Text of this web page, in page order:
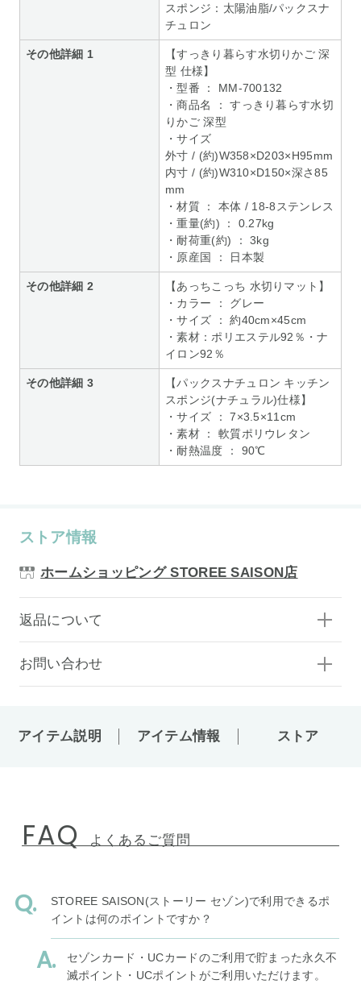
スポンジ：太陽油脂/パックスナ
チュロン
その他詳細 1
【すっきり暮らす水切りかご 深
型 仕様】
・型番 ： MM-700132
・商品名 ： すっきり暮らす水切
りかご 深型
・サイズ
外寸 / (約)W358×D203×H95mm
内寸 / (約)W310×D150×深さ85
mm
・材質 ： 本体 / 18-8ステンレス
・重量(約) ： 0.27kg
・耐荷重(約) ： 3kg
・原産国 ： 日本製
その他詳細 2
【あっちこっち 水切りマット】
・カラー ： グレー
・サイズ ： 約40cm×45cm
・素材：ポリエステル92％・ナ
イロン92％
その他詳細 3
【パックスナチュロン キッチン
スポンジ(ナチュラル)仕様】
・サイズ ： 7×3.5×11cm
・素材 ： 軟質ポリウレタン
・耐熱温度 ： 90℃
ストア情報
ホームショッピング STOREE SAISON店
返品について
お問い合わせ
アイテム説明 アイテム情報 ストア
FAQ よくあるご質問
STOREE SAISON(ストーリー セゾン)で利用できるポ
イントは何のポイントですか？
セゾンカード・UCカードのご利用で貯まった永久不
滅ポイント・UCポイントがご利用いただけます。